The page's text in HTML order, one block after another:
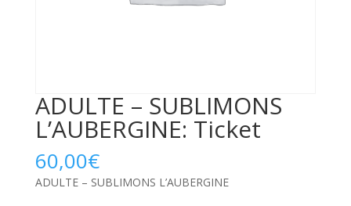
ADULTE – SUBLIMONS
L’AUBERGINE: Ticket
60,00€
ADULTE – SUBLIMONS L’AUBERGINE